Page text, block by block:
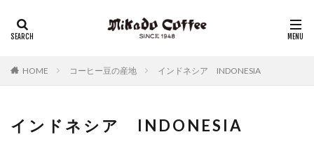
HOME コーヒー豆の産地 インドネシア INDONESIA
インドネシア INDONESIA
リキッドコーヒー アイスコーヒー
チーズケーキ